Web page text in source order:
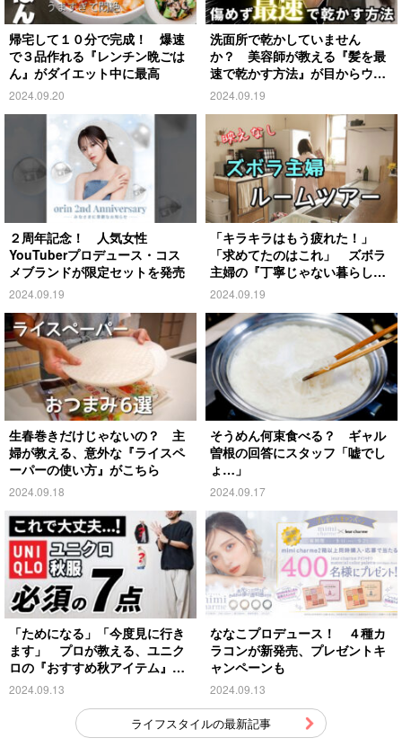
帰宅して１０分で完成！ 爆速
で３品作れる『レンチン晩ごは
ん』がダイエット中に最高
2024.09.20
洗面所で乾かしていません
か？ 美容師が教える『髪を最
速で乾かす方法』が目からウロ
コ
2024.09.19
２周年記念！ 人気女性
YouTuberプロデュース・コス
メブランドが限定セットを発売
2024.09.19
「キラキラはもう疲れた！」
「求めてたのはこれ」 ズボラ
主婦の『丁寧じゃない暮らし』
がこちら
2024.09.19
生春巻きだけじゃないの？ 主
婦が教える、意外な『ライスペ
ーパーの使い方』がこちら
2024.09.18
そうめん何束食べる？ ギャル
曽根の回答にスタッフ「嘘でし
ょ…」
2024.09.17
「ためになる」「今度見に行き
ます」 プロが教える、ユニク
ロの『おすすめ秋アイテム』が
こちら
2024.09.13
ななこプロデュース！ ４種カ
ラコンが新発売、プレゼントキ
ャンペーンも
2024.09.13
ライフスタイルの最新記事